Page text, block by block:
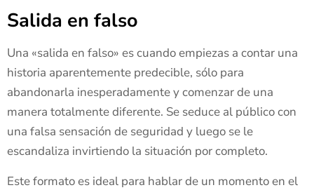
Salida en falso
Una «salida en falso» es cuando empiezas a contar una
historia aparentemente predecible, sólo para
abandonarla inesperadamente y comenzar de una
manera totalmente diferente. Se seduce al público con
una falsa sensación de seguridad y luego se le
escandaliza invirtiendo la situación por completo.
Este formato es ideal para hablar de un momento en el